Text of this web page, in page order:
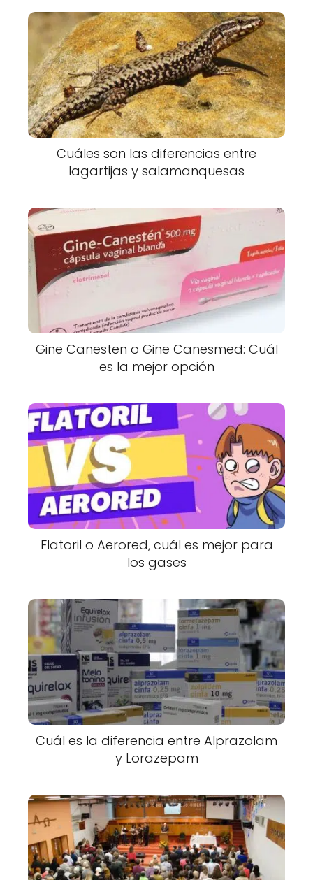
Cuáles son las diferencias entre
lagartijas y salamanquesas
Gine Canesten o Gine Canesmed: Cuál
es la mejor opción
Flatoril o Aerored, cuál es mejor para
los gases
Cuál es la diferencia entre Alprazolam
y Lorazepam